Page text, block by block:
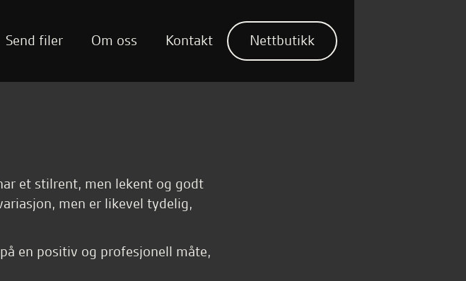
et stilrent, men lekent og godt
men er likevel tydelig,
en positiv og profesjonell måte,
Send filer Om oss Kontakt Nettbutikk